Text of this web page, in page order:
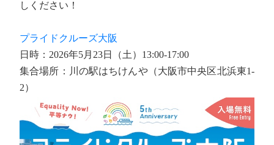
しください！
プライドクルーズ大阪
日時：2026年5月23日（土）13:00-17:00
集合場所：川の駅はちけんや（大阪市中央区北浜東1-
2）